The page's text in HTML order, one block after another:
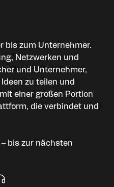
bis zum Unternehmer.
Netzwerken und
und Unternehmer,
zu teilen und
einer großen Portion
die verbindet und
bis zur nächsten